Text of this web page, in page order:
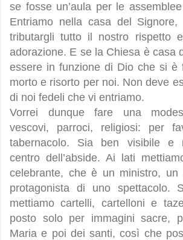
se fosse un’aula per le
Entriamo nella casa del Signore,
tributargli tutto il nostro rispetto
adorazione. E se la Chiesa è casa
essere in funzione di Dio che si è
morto e risorto per noi. Non deve
di noi fedeli che vi entriamo.
Vorrei dunque fare una
vescovi, parroci, religiosi: per
tabernacolo. Sia ben visibile e
centro dell’abside. Ai lati
celebrante, che è un ministro, un
protagonista di uno spettacolo.
mettiamo cartelli, cartelloni e
posto solo per immagini sacre,
Maria e poi dei santi, così che